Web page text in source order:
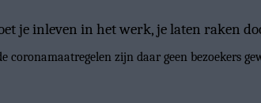
je inleven in het werk, je laten raken
zijn daar geen bezoekers